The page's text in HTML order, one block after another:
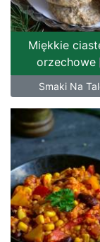
Miękkie
orzechowe
Smaki Na